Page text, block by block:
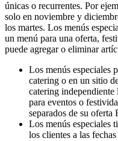
únicas o recurrentes. Por
solo en noviembre y
los martes. Los menús
un menú para una oferta,
puede agregar o eliminar
Los menús especiales
catering o en un sitio
catering independiente
para eventos o
separados de su oferta
Los menús especiales
los clientes a las